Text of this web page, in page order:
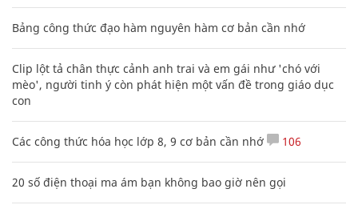
Bảng công thức đạo hàm nguyên hàm cơ bản cần nhớ
Clip lột tả chân thực cảnh anh trai và em gái như 'chó với
mèo', người tinh ý còn phát hiện một vấn đề trong giáo dục
con
Các công thức hóa học lớp 8, 9 cơ bản cần nhớ 106
20 số điện thoại ma ám bạn không bao giờ nên gọi